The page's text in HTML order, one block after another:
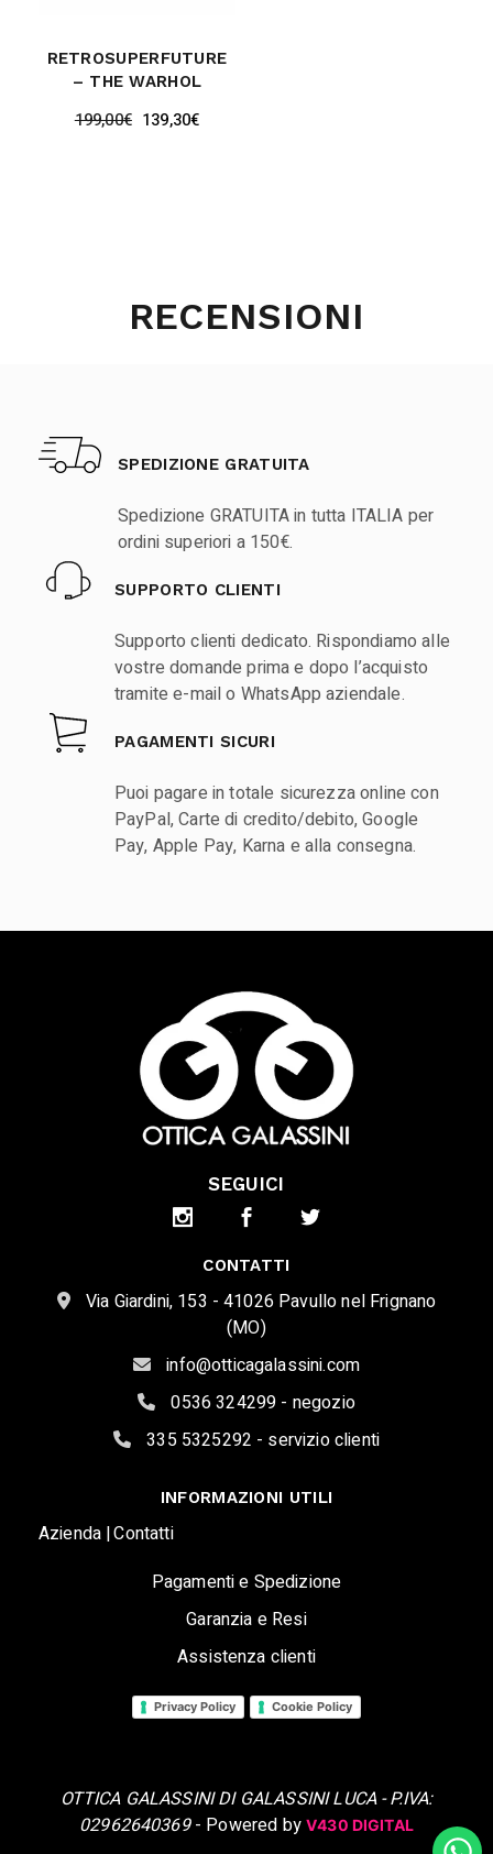
RETROSUPERFUTURE
– THE WARHOL
199,00€ 139,30€
RECENSIONI
SPEDIZIONE GRATUITA
Spedizione GRATUITA in tutta ITALIA per
ordini superiori a 150€.
SUPPORTO CLIENTI
Supporto clienti dedicato. Rispondiamo alle
vostre domande prima e dopo l’acquisto
tramite e-mail o WhatsApp aziendale.
PAGAMENTI SICURI
Puoi pagare in totale sicurezza online con
PayPal, Carte di credito/debito, Google
Pay, Apple Pay, Karna e alla consegna.
SEGUICI
CONTATTI
Via Giardini, 153 - 41026 Pavullo nel Frignano
(MO)
info@otticagalassini.com
0536 324299 - negozio
335 5325292 - servizio clienti
INFORMAZIONI UTILI
Azienda |Contatti
Pagamenti e Spedizione
Garanzia e Resi
Assistenza clienti
Privacy Policy Cookie Policy
OTTICA GALASSINI DI GALASSINI LUCA - P.IVA:
02962640369- Powered byV430 DIGITAL